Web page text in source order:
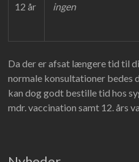
12 år
ingen
Da der er afsat længere tid til
normale konsultationer bedes
kan dog godt bestille tid hos
mdr. vaccination samt 12. års